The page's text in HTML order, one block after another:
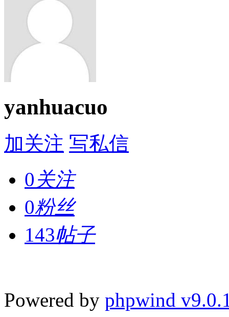
yanhuacuo
加关注 写私信
0关注
0粉丝
143帖子
Powered by phpwind